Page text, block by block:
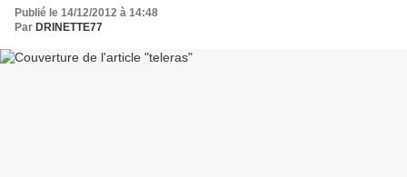
Publié le 14/12/2012 à 14:48
Par DRINETTE77